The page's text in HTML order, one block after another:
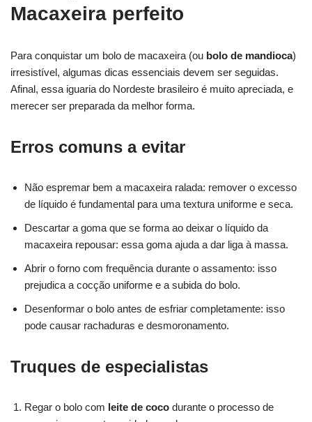
Macaxeira perfeito
Para conquistar um bolo de macaxeira (ou bolo de mandioca)
irresistível, algumas dicas essenciais devem ser seguidas.
Afinal, essa iguaria do Nordeste brasileiro é muito apreciada, e
merecer ser preparada da melhor forma.
Erros comuns a evitar
Não espremar bem a macaxeira ralada: remover o excesso
de líquido é fundamental para uma textura uniforme e seca.
Descartar a goma que se forma ao deixar o líquido da
macaxeira repousar: essa goma ajuda a dar liga à massa.
Abrir o forno com frequência durante o assamento: isso
prejudica a cocção uniforme e a subida do bolo.
Desenformar o bolo antes de esfriar completamente: isso
pode causar rachaduras e desmoronamento.
Truques de especialistas
Regar o bolo com leite de coco durante o processo de